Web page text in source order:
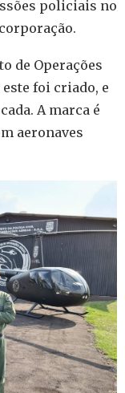
policiais no
de Operações
este foi criado, e
A marca é
aeronaves